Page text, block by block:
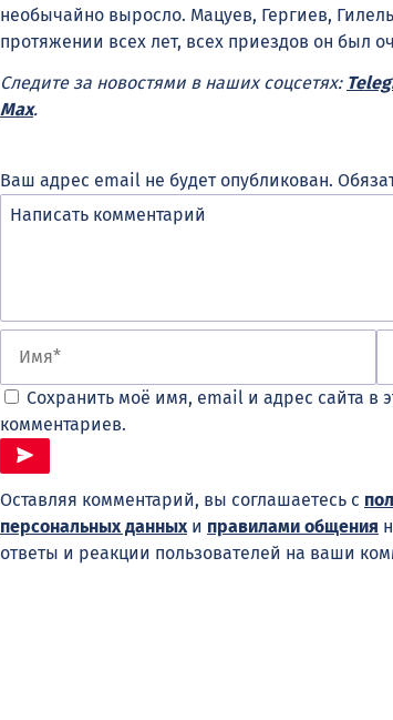
необычайно выросло. Мацуев, Гергиев,
протяжении всех лет, всех приездов он был
Следите за новостями в наших соцсетях:
Max.
Ваш адрес email не будет опубликован.
Сохранить моё имя, email и адрес сайта в
комментариев.
Оставляя комментарий, вы соглашаетесь с
персональных данныхи правилами общения
ответы и реакции пользователей на ваши